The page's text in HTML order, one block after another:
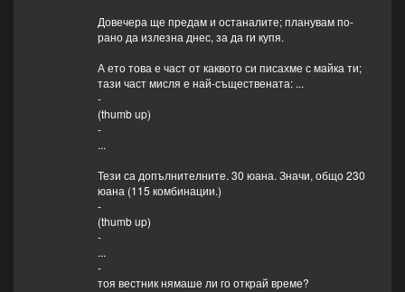
Довечера ще предам и останалите; планувам по-
рано да излезна днес, за да ги купя.
А ето това е част от каквото си писахме с майка ти;
тази част мисля е най-съществената: ...
-
(thumb up)
-
...
Тези са допълнителните. 30 юана. Значи, общо 230
юана (115 комбинации.)
-
(thumb up)
-
...
-
тоя вестник нямаше ли го открай време?